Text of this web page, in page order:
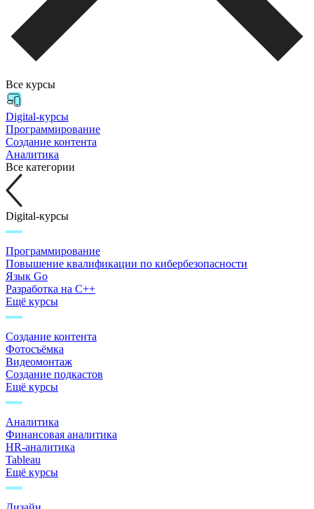
Все курсы
Digital-курсы
Программирование
Создание контента
Аналитика
Все категории
Digital-курсы
Программирование
Повышение квалификации по кибербезопасности
Язык Go
Разработка на C++
Ещё курсы
Создание контента
Фотосъёмка
Видеомонтаж
Создание подкастов
Ещё курсы
Аналитика
Финансовая аналитика
HR-аналитика
Tableau
Ещё курсы